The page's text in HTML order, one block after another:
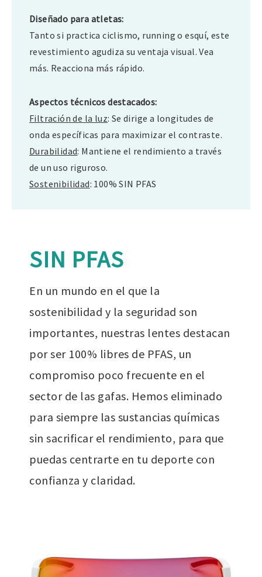
Diseñado para atletas:
Tanto si practica ciclismo, running o esquí, este
revestimiento agudiza su ventaja visual. Vea
más. Reacciona más rápido.
Aspectos técnicos destacados:
Filtración de la luz: Se dirige a longitudes de
onda específicas para maximizar el contraste.
Durabilidad: Mantiene el rendimiento a través
de un uso riguroso.
Sostenibilidad: 100% SIN PFAS
SIN PFAS
En un mundo en el que la
sostenibilidad y la seguridad son
importantes, nuestras lentes destacan
por ser 100% libres de PFAS, un
compromiso poco frecuente en el
sector de las gafas. Hemos eliminado
para siempre las sustancias químicas
sin sacrificar el rendimiento, para que
puedas centrarte en tu deporte con
confianza y claridad.